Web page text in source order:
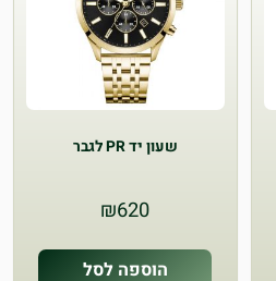
שעון יד PR לגבר
₪620
הוספה לסל